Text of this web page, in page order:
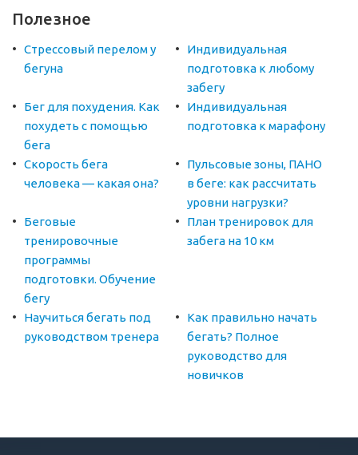
Полезное
Стрессовый перелом у
бегуна
Индивидуальная
подготовка к любому
забегу
Бег для похудения. Как
похудеть с помощью
бега
Индивидуальная
подготовка к марафону
Скорость бега
человека — какая она?
Пульсовые зоны, ПАНО
в беге: как рассчитать
уровни нагрузки?
Беговые
тренировочные
программы
подготовки. Обучение
бегу
План тренировок для
забега на 10 км
Научиться бегать под
руководством тренера
Как правильно начать
бегать? Полное
руководство для
новичков